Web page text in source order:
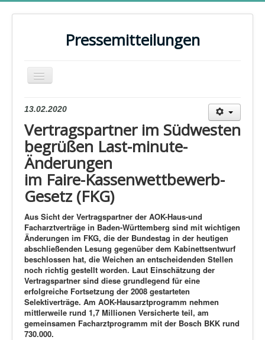
Pressemitteilungen
Navigation
an/aus
Home
Kontakt
Evaluationen
15 Jahre HZV
15 Jahre Facharztverträge
Bundestagswahl 2025
PRESSE
ARCHIV
13.02.2020
Vertragspartner im Südwesten
begrüßen Last-minute-
Änderungen
im Faire-Kassenwettbewerb-
Gesetz (FKG)
Aus Sicht der Vertragspartner der AOK-Haus-und
Facharztverträge in Baden-Württemberg sind mit wichtigen
Änderungen im FKG, die der Bundestag in der heutigen
abschließenden Lesung gegenüber dem Kabinettsentwurf
beschlossen hat, die Weichen an entscheidenden Stellen
noch richtig gestellt worden. Laut Einschätzung der
Vertragspartner sind diese grundlegend für eine
erfolgreiche Fortsetzung der 2008 gestarteten
Selektiverträge. Am AOK-Hausarztprogramm nehmen
mittlerweile rund 1,7 Millionen Versicherte teil, am
gemeinsamen Facharztprogramm mit der Bosch BKK rund
730.000.